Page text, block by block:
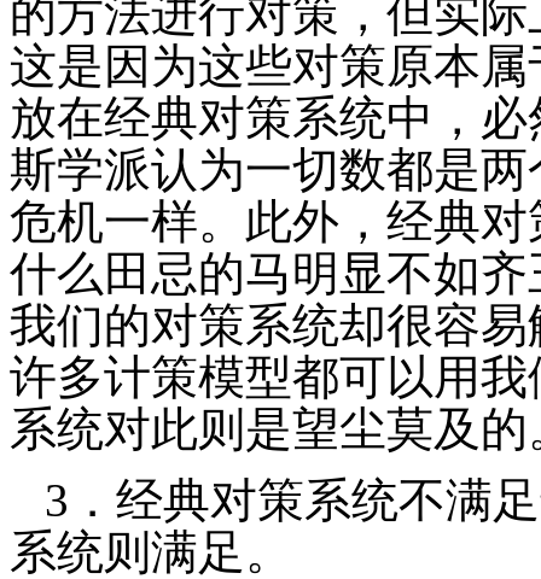
的方法进行对策，但实
这是因为这些对策原本
放在经典对策系统中，
斯学派认为一切数都是
危机一样。此外，经典
什么田忌的马明显不如齐
我们的对策系统却很容
许多计策模型都可以用
系统对此则是望尘莫及的
3 ．经典对策系统不满
系统则满足。